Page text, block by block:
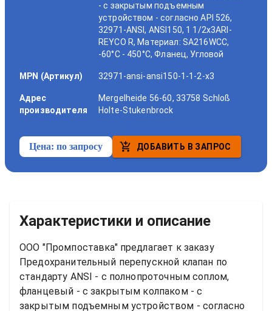
- с закрытым подъемным
устройством - согласно API 526,
32971-ANSI, ANSI150, 1 1/2x3ARI-
REYCO R, Материал: SA216WCC,
-60°C - 450°C, Фланец, Угловой
MPN (Артикул) 32971-ansi-ansi150-1-1-2-x3
Адрес
производителя
Mergelheide 56-60, 33758 Schloß
Holte-Stukenbrock
Цена: по запросу ДОБАВИТЬ В ЗАПРОС
Характеристики и описание
ООО "Промпоставка" предлагает к заказу
Предохранительный перепускной клапан по
стандарту ANSI - с полнопроточным соплом,
фланцевый - с закрытым колпаком - с
закрытым подъемным устройством - согласно